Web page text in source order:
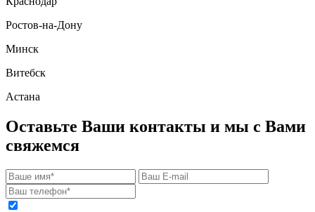
Ростов-на-Дону
Минск
Витебск
Астана
Оставьте Ваши контакты и мы с Вами
свяжемся